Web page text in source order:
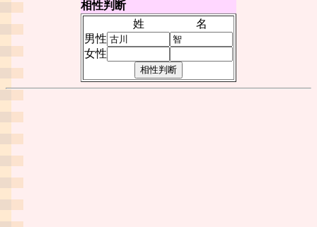
相性判断
姓
名
男性
女性